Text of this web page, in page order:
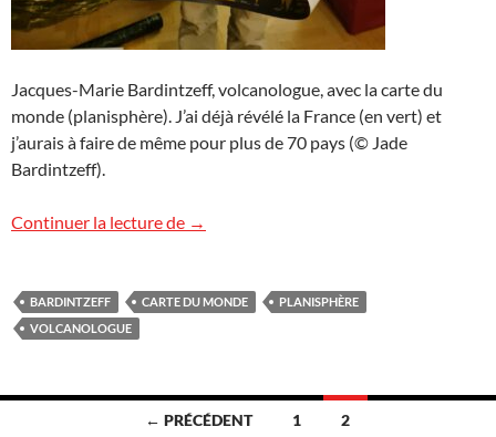
Jacques-Marie Bardintzeff, volcanologue, avec la carte du
monde (planisphère). J’ai déjà révélé la France (en vert) et
j’aurais à faire de même pour plus de 70 pays (© Jade
Bardintzeff).
Continuer la lecture de Carte du monde
→
BARDINTZEFF CARTE DU MONDE
PLANISPHÈRE
VOLCANOLOGUE
← PRÉCÉDENT 1 2